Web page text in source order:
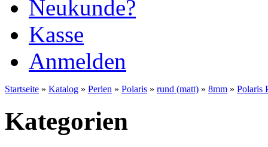
Neukunde?
Kasse
Anmelden
Startseite » Katalog » Perlen » Polaris » rund (matt) » 8mm » Polaris
Kategorien